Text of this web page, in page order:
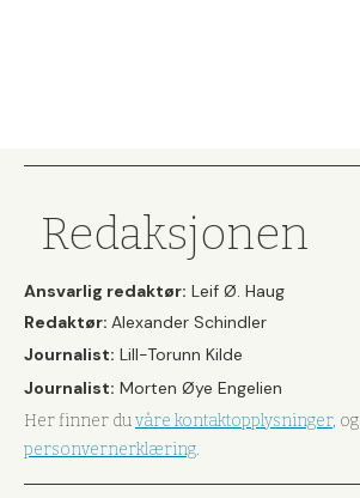
Redaksjonen
Ansvarlig redaktør: Leif Ø. Haug
Redaktør: Alexander Schindler
Journalist: Lill-Torunn Kilde
Journalist: Morten Øye Engelien
Her finner duvåre kontaktopplysninger, og
personvernerklæring.